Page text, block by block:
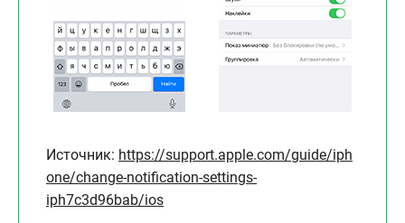
Источник: https://support.apple.com/guide/iph
one/change-notification-settings-
iph7c3d96bab/ios